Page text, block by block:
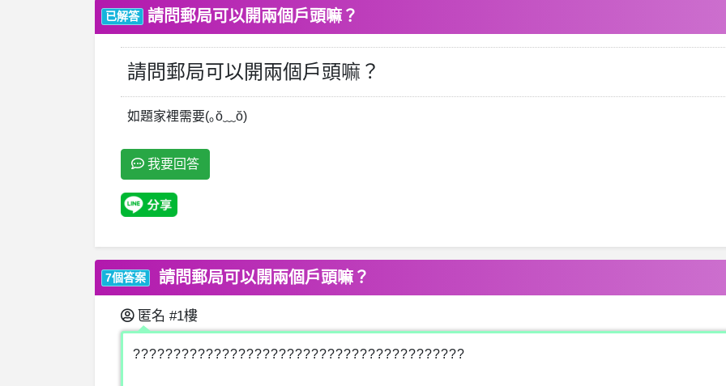
已解答 請問郵局可以開兩個戶頭嘛？
請問郵局可以開兩個戶頭嘛？
如題家裡需要(｡ŏ﹏ŏ)
我要回答
7個答案 請問郵局可以開兩個戶頭嘛？
匿名 #1樓
?????????????????????????????????????????